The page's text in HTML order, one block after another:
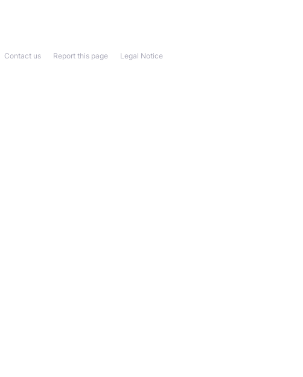
Legal Notice
Report this page
Contact us